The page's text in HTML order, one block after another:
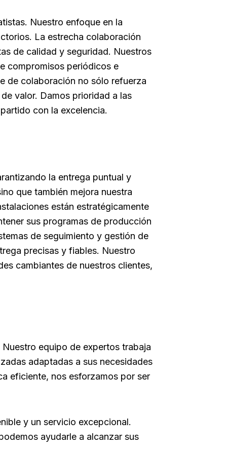
Nuestro enfoque en la
La estrecha colaboración
de calidad y seguridad. Nuestros
compromisos periódicos e
de colaboración no sólo refuerza
valor. Damos prioridad a las
con la excelencia.
la entrega puntual y
que también mejora nuestra
están estratégicamente
sus programas de producción
de seguimiento y gestión de
precisas y fiables. Nuestro
cambiantes de nuestros clientes,
equipo de expertos trabaja
adaptadas a sus necesidades
eficiente, nos esforzamos por ser
y un servicio excepcional.
ayudarle a alcanzar sus